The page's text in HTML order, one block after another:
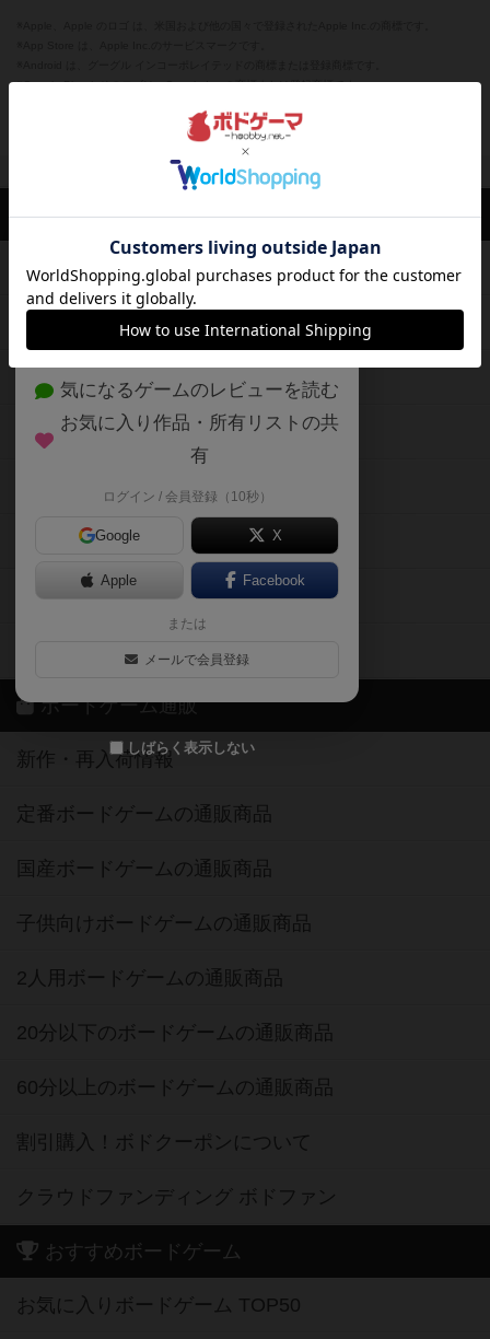
※Google Play とそのロゴは、Google Inc.の商標または登録商標です。
ボドとも一覧 M8 マイボードゲーム
閉じる
ボードゲームのプレイ履歴を記録し
て、
自分のデータを管理しませんか？
約75,000人がボドゲーマを利用中！
気になるゲームのレビューを読む
お気に入り作品・所有リストの共
有
ログイン / 会員登録（10秒）
Google X
Apple Facebook
または
メールで会員登録
しばらく表示しない
ボドゲーマTOP
ボードゲームを検索する
ボードゲームの新着レビュー
ボードゲーム会情報
メカニクス特集
掲示板・トピックス
ボドとも・会員一覧
ボードゲーム業界コラム
ボドゲーマご利用案内
ボードゲーム通販
新作・再入荷情報
定番ボードゲームの通販商品
国産ボードゲームの通販商品
子供向けボードゲームの通販商品
2人用ボードゲームの通販商品
20分以下のボードゲームの通販商品
60分以上のボードゲームの通販商品
割引購入！ボドクーポンについて
クラウドファンディング ボドファン
おすすめボードゲーム
お気に入りボードゲーム TOP50